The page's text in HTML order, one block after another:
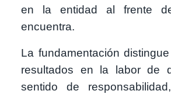
en la entidad al frente
encuentra.
La fundamentación
resultados en la labor de
sentido de